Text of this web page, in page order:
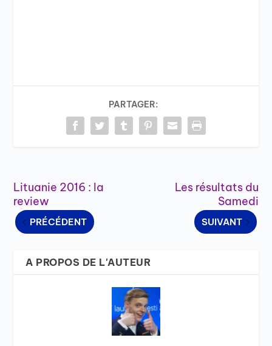
PARTAGER:
Lituanie 2016 : la
review
PRÉCÉDENT
Les résultats du
Samedi
SUIVANT
A PROPOS DE L'AUTEUR